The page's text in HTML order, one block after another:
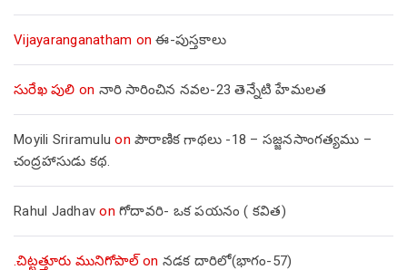
Vijayaranganatham onఈ-పుస్తకాలు
సురేఖ పులి on నారి సారించిన నవల-23 తెన్నేటి హేమలత
Moyili Sriramulu on పౌరాణిక గాథలు -18 – సజ్జనసాంగత్యము –
చంద్రహాసుడు కథ.
Rahul Jadhav on గోదావరి- ఒక పయనం ( కవిత)
.చిట్టత్తూరు మునిగోపాల్on నడక దారిలో(భాగం-57)